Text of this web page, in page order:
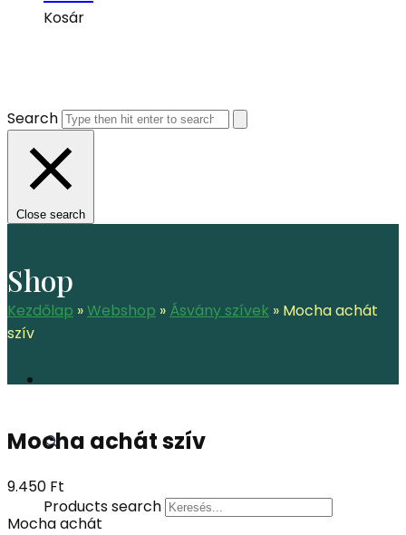
Kosár
Products search
Search
Close search
Shop
Kezdőlap »Webshop » Ásvány szívek » Mocha achát
szív
Mocha achát szív
9.450 Ft
Mocha achát